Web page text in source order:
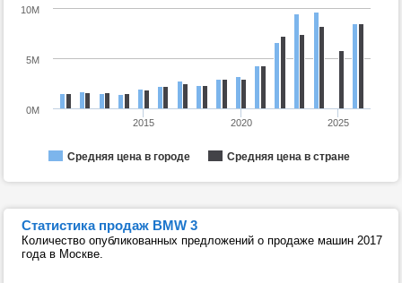
Средняя цена в городе Средняя цена в стране
2015 2020 2025
0M
5M
10M
Статистика продаж BMW 3
Количество опубликованных предложений о продаже машин 2017
года в Москве.